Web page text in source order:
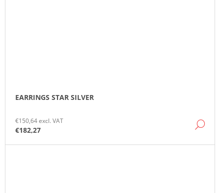
EARRINGS STAR SILVER
€150,64 excl. VAT
€182,27